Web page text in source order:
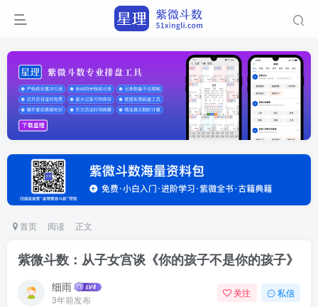
首页 阅读 正文
紫微斗数：从子女宫谈《你的孩子不是你的孩子》
细雨
3年前发布
关注 私信